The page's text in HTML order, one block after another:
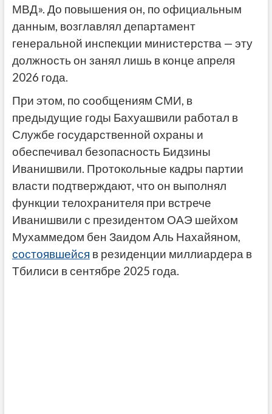
МВД». До повышения он, по официальным
данным, возглавлял департамент
генеральной инспекции министерства — эту
должность он занял лишь в конце апреля
2026 года.
При этом, по сообщениям СМИ, в
предыдущие годы Бахуашвили работал в
Службе государственной охраны и
обеспечивал безопасность Бидзины
Иванишвили. Протокольные кадры партии
власти подтверждают, что он выполнял
функции телохранителя при встрече
Иванишвили с президентом ОАЭ шейхом
Мухаммедом бен Заидом Аль Нахайяном,
состоявшейся в резиденции миллиардера в
Тбилиси в сентябре 2025 года.